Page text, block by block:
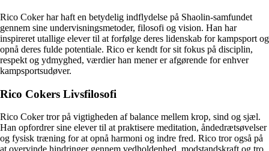
Rico Coker har haft en betydelig indflydelse på Shaolin-samfundet
gennem sine undervisningsmetoder, filosofi og vision. Han har
inspireret utallige elever til at forfølge deres lidenskab for kampsport og
opnå deres fulde potentiale. Rico er kendt for sit fokus på disciplin,
respekt og ydmyghed, værdier han mener er afgørende for enhver
kampsportsudøver.
Rico Cokers Livsfilosofi
Rico Coker tror på vigtigheden af ​​balance mellem krop, sind og sjæl.
Han opfordrer sine elever til at praktisere meditation, åndedrætsøvelser
og fysisk træning for at opnå harmoni og indre fred. Rico tror også på